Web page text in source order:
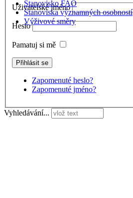
Stanovisko FAO
Stanoviska významných osobností
Výživové směry
Uživatelské jméno
Heslo
Pamatuj si mě
Zapomenuté heslo?
Zapomenuté jméno?
Vyhledávání...